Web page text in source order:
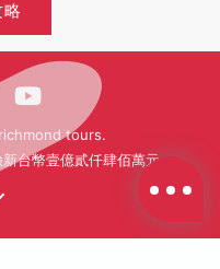
tours.
台幣壹億貳仟肆佰萬元